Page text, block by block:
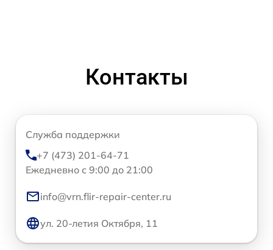
Контакты
Служба поддержки
+7 (473) 201-64-71
Ежедневно с 9:00 до 21:00
info@vrn.flir-repair-center.ru
ул. 20-летия Октября, 11